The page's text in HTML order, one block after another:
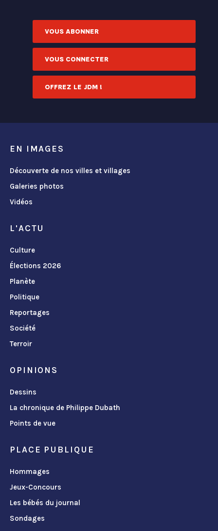
VOUS ABONNER
VOUS CONNECTER
OFFREZ LE JDM !
EN IMAGES
Découverte de nos villes et villages
Galeries photos
Vidéos
L'ACTU
Culture
Élections 2026
Planète
Politique
Reportages
Société
Terroir
OPINIONS
Dessins
La chronique de Philippe Dubath
Points de vue
PLACE PUBLIQUE
Hommages
Jeux-Concours
Les bébés du journal
Sondages